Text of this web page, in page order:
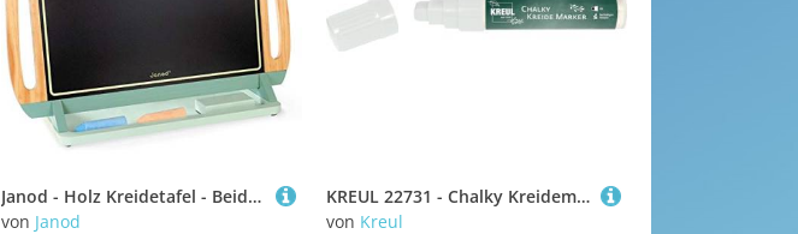
Janod - Holz Kreidetafel - Beidseitig Nutzbare Tragbare Maltafel mit Schieferseite und Whiteboard für Filzstifte - Rutschfester Ständer - Mit 2 Kreiden, 1 Filzstift, 1 Schwamm - Ab 3 Jahren, J09631
von Janod
KREUL 22731 - Chalky Kreidemarker XXL, Snow White, matt, pastellige Flüssigkreide, non-permanenter Kreidemarker zum Bemalen & Beschreiben von Tafel- und Glasoberflächen
von Kreul